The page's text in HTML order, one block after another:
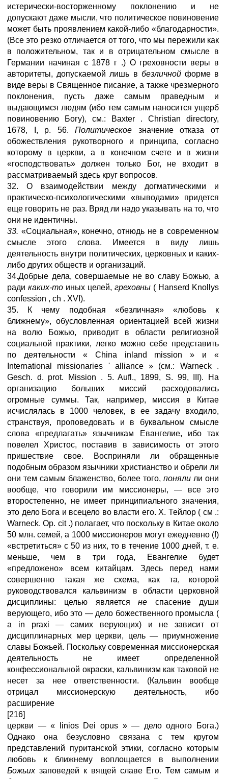
истерически-восторженному поклонению и не
допускают даже мысли, что политическое повиновение
может быть проявлением какой-либо «благодарности».
(Все это резко отличается от того, что мы пережили как
в положительном, так и в отрицательном смысле в
Германии начиная с 1878 г .) О греховности веры в
авторитеты, допускаемой лишь в безличной форме в
виде веры в Священное писание, а также чрезмерного
поклонения, пусть даже самым праведным и
выдающимся людям (ибо тем самым наносится ущерб
повиновению Богу), см.: Baxter . Christian directory,
1678, I, p. 56.Политическое значение отказа от
обожествления рукотворного и принципа, согласно
которому в церкви, а в конечном счете и в жизни
«господствовать» должен только Бог, не входит в
рассматриваемый здесь круг вопросов.
32. О взаимодействии между догматическими и
практическо-психологическими «выводами» придется
еще говорить не раз. Вряд ли надо указывать на то, что
они не идентичны.
33. «Социальная», конечно, отнюдь не в современном
смысле этого слова. Имеется в виду лишь
деятельность внутри политических, церковных и каких-
либо других обществ и организаций.
34.Добрые дела, совершаемые не во славу Божью, а
ради каких-то иных целей, греховны ( Hanserd Knollys
confession , ch . XVI).
35. К чему подобная «безличная» «любовь к
ближнему», обусловленная ориентацией всей жизни
на волю Божью, приводит в области религиозной
социальной практики, легко можно себе представить
по деятельности « China inland mission » и «
International missionaries ' alliance » (см.: Warneck .
Gesch. d. prot. Mission . 5. Aufl., 1899, S. 99, III). На
организацию больших миссий расходовались
огромные суммы. Так, например, миссия в Китае
исчислялась в 1000 человек, в ее задачу входило,
странствуя, проповедовать и в буквальном смысле
слова «предлагать» язычникам Евангелие, ибо так
повелел Христос, поставив в зависимость от этого
пришествие свое. Восприняли ли обращенные
подобным образом язычники христианство и обрели ли
они тем самым блаженство, более того, поняли ли они
вообще, что говорили им миссионеры, — все это
второстепенно, не имеет принципиального значения,
это дело Бога и всецело во власти его. X. Тейлор ( см .:
Warneck. Ор. cit .) полагает, что поскольку в Китае около
50 млн. семей, а 1000 миссионеров могут ежедневно (!)
«встретиться» с 50 из них, то в течение 1000 дней, т. е.
меньше, чем в три года, Евангелие будет
«предложено» всем китайцам. Здесь перед нами
совершенно такая же схема, как та, которой
руководствовался кальвинизм в области церковной
дисциплины: целью являетсянеспасение души
верующего, ибо это — дело божественного промысла (
a in praxi — самих верующих) и не зависит от
дисциплинарных мер церкви, цель — приумножение
славы Божьей. Поскольку современная миссионерская
деятельность не имеет определенной
конфессиональной окраски, кальвинизм как таковой не
несет за нее ответственности. (Кальвин вообще
отрицал миссионерскую деятельность, ибо
расширение
[216]
церкви — « linios Dei opus » — дело одного Бога.)
Однако она безусловно связана с тем кругом
представлений пуританской этики, согласно которым
любовь к ближнему воплощается в выполнении
Божьих заповедей к вящей славе Его. Тем самым и